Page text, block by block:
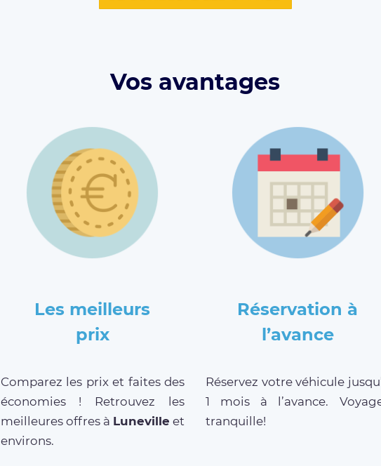
Vos avantages
Les meilleurs
prix
Comparez les prix et faites des
économies ! Retrouvez les
meilleures offres à Luneville et
environs.
Réservation à
l’avance
Réservez votre véhicule
1 mois à l’avance.
tranquille!